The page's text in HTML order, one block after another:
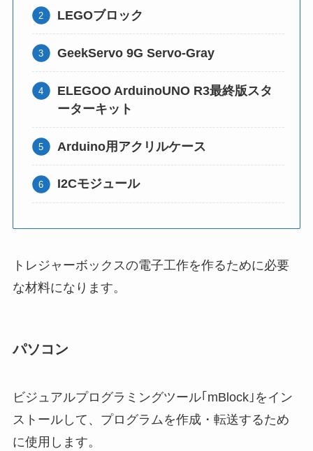
LEGOブロック
GeekServo 9G Servo-Gray
ELEGOO ArduinoUNO R3最終版スタ
ーターキット
Arduino用アクリルケース
I2Cモジュール
トレジャーボックスの電子工作を作るために必要
な材料になります。
パソコン
ビジュアルプログラミングツール｢mBlock｣をイン
ストールして、プログラムを作成・転送するため
に使用します。